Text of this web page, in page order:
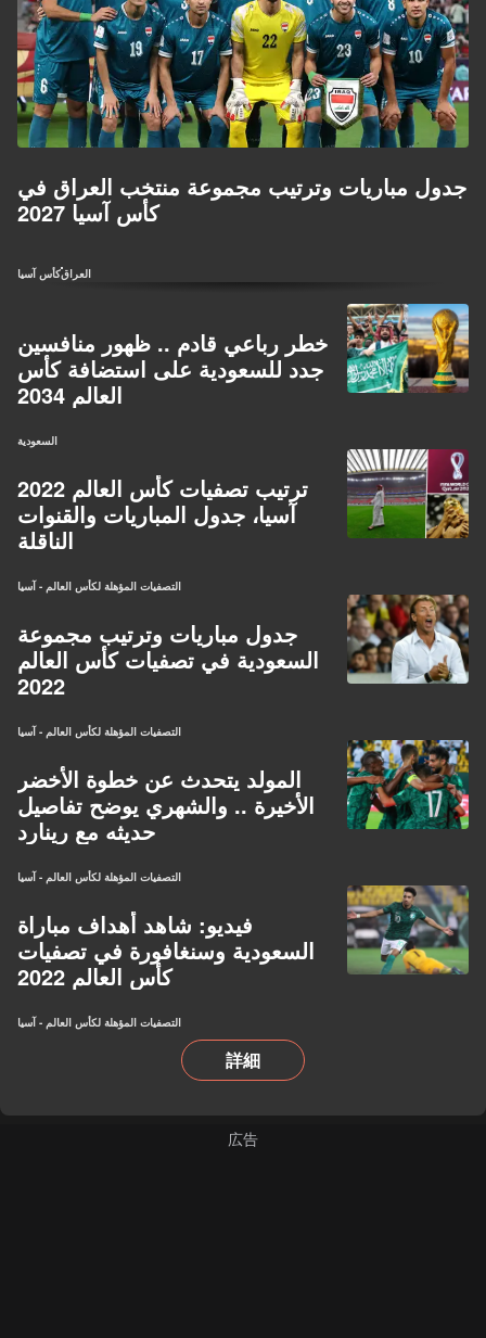
جدول مباريات وترتيب مجموعة منتخب العراق في
كأس آسيا 2027
كأس آسياالعراق
خطر رباعي قادم .. ظهور منافسين
جدد للسعودية على استضافة كأس
العالم 2034
السعودية
ترتيب تصفيات كأس العالم 2022
آسيا، جدول المباريات والقنوات
الناقلة
التصفيات المؤهلة لكأس العالم - آسيا
جدول مباريات وترتيب مجموعة
السعودية في تصفيات كأس العالم
2022
التصفيات المؤهلة لكأس العالم - آسيا
المولد يتحدث عن خطوة الأخضر
الأخيرة .. والشهري يوضح تفاصيل
حديثه مع رينارد
التصفيات المؤهلة لكأس العالم - آسيا
فيديو: شاهد أهداف مباراة
السعودية وسنغافورة في تصفيات
كأس العالم 2022
التصفيات المؤهلة لكأس العالم - آسيا
詳細